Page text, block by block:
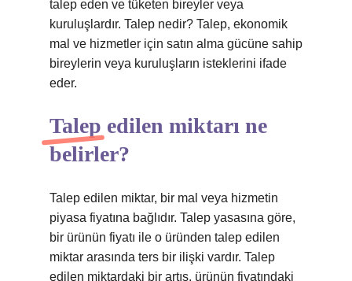
talep eden ve tüketen bireyler veya
kuruluşlardır. Talep nedir? Talep, ekonomik
mal ve hizmetler için satın alma gücüne sahip
bireylerin veya kuruluşların isteklerini ifade
eder.
Talep edilen miktarı ne
belirler?
Talep edilen miktar, bir mal veya hizmetin
piyasa fiyatına bağlıdır. Talep yasasına göre,
bir ürünün fiyatı ile o üründen talep edilen
miktar arasında ters bir ilişki vardır. Talep
edilen miktardaki bir artış, ürünün fiyatındaki